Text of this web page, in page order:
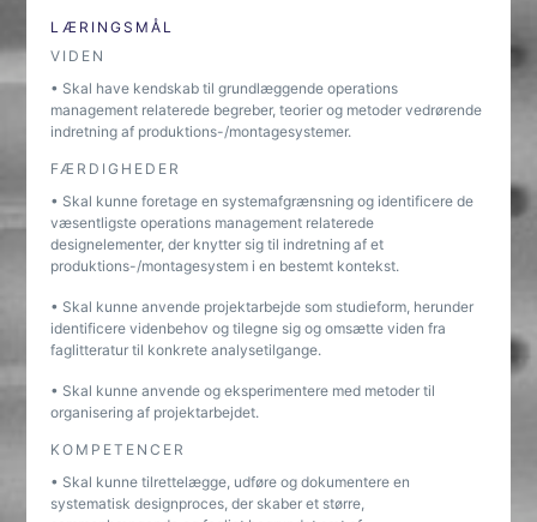
LÆRINGSMÅL
VIDEN
• Skal have kendskab til grundlæggende operations
management relaterede begreber, teorier og metoder vedrørende
indretning af produktions-/montagesystemer.
FÆRDIGHEDER
• Skal kunne foretage en systemafgrænsning og identificere de
væsentligste operations management relaterede
designelementer, der knytter sig til indretning af et
produktions-/montagesystem i en bestemt kontekst.
• Skal kunne anvende projektarbejde som studieform, herunder
identificere videnbehov og tilegne sig og omsætte viden fra
faglitteratur til konkrete analysetilgange.
• Skal kunne anvende og eksperimentere med metoder til
organisering af projektarbejdet.
KOMPETENCER
• Skal kunne tilrettelægge, udføre og dokumentere en
systematisk designproces, der skaber et større,